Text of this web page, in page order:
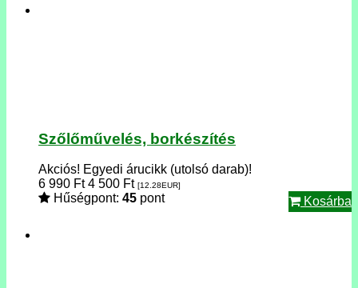
Szőlőművelés, borkészítés
Akciós! Egyedi árucikk (utolsó darab)!
6 990 Ft 4 500 Ft [12.28EUR]
Hűségpont: 45 pont Kosárba